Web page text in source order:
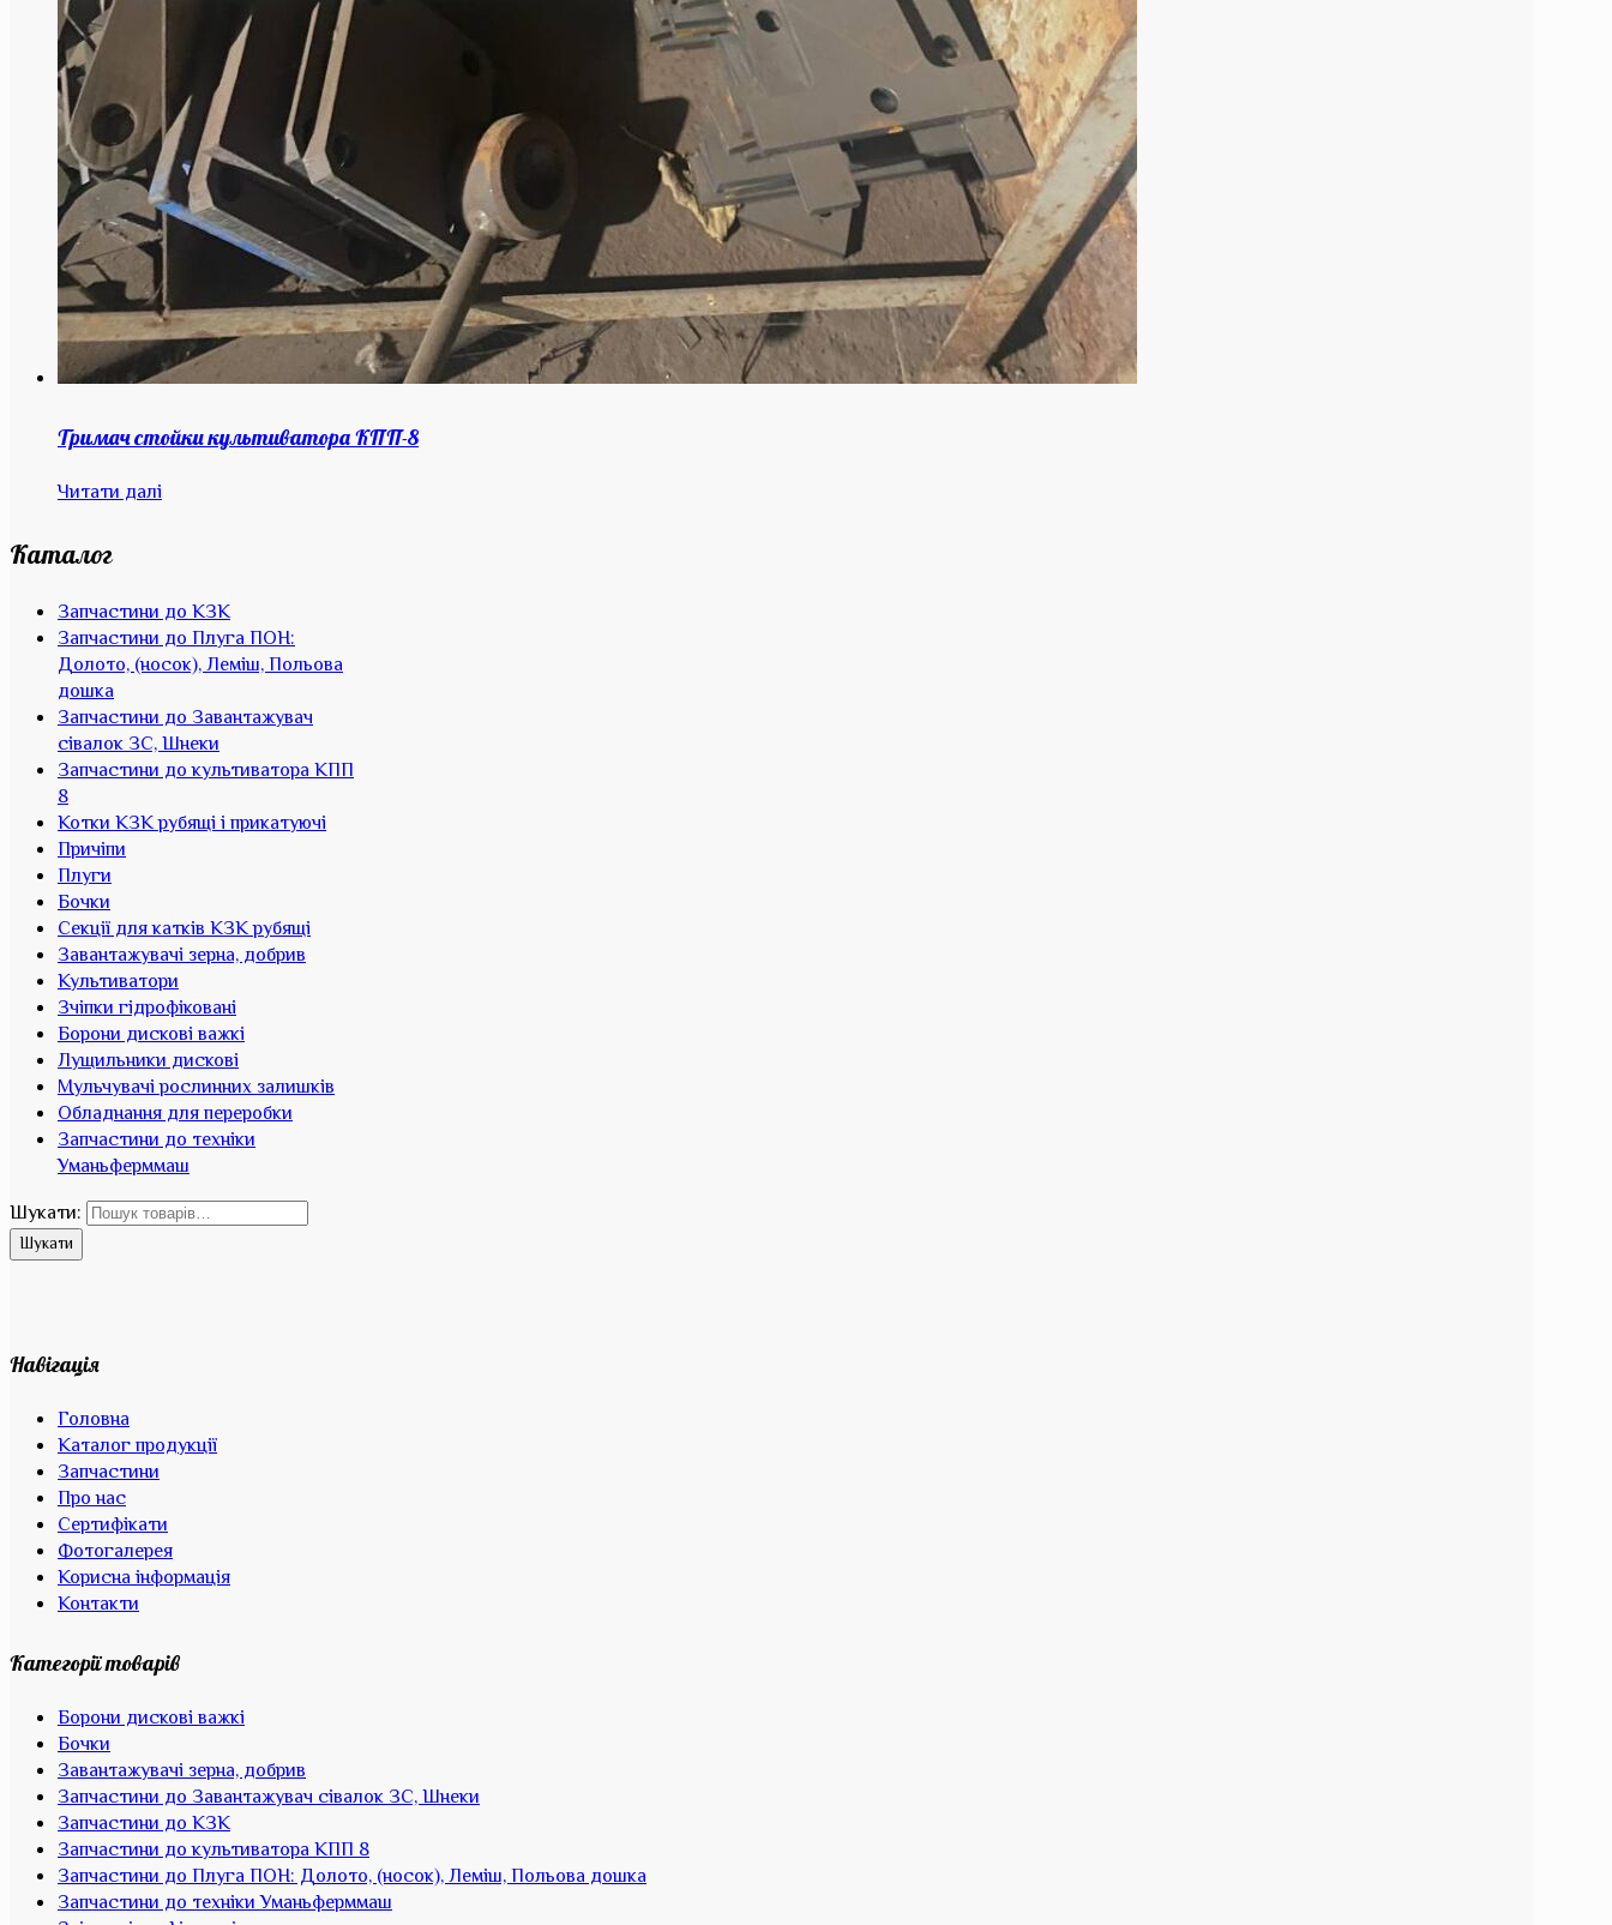
Тримач стойки культиватора КПП-8
Читати далі
Каталог
Запчастини до КЗК
Запчастини до Плуга ПОН:
Долото, (носок), Леміш, Польова
дошка
Запчастини до Завантажувач
сівалок ЗС, Шнеки
Запчастини до культиватора КПП
8
Котки КЗК рубящі і прикатуючі
Причіпи
Плуги
Бочки
Секції для катків КЗК рубящі
Завантажувачі зерна, добрив
Культиватори
Зчіпки гідрофіковані
Борони дискові важкі
Лущильники дискові
Мульчувачі рослинних залишків
Обладнання для переробки
Запчастини до техніки
Уманьферммаш
Шукати:
Шукати
Навігація
Головна
Каталог продукції
Запчастини
Про нас
Сертифікати
Фотогалерея
Корисна інформація
Контакти
Категорії товарів
Борони дискові важкі
Бочки
Завантажувачі зерна, добрив
Запчастини до Завантажувач сівалок ЗС, Шнеки
Запчастини до КЗК
Запчастини до культиватора КПП 8
Запчастини до Плуга ПОН: Долото, (носок), Леміш, Польова дошка
Запчастини до техніки Уманьферммаш